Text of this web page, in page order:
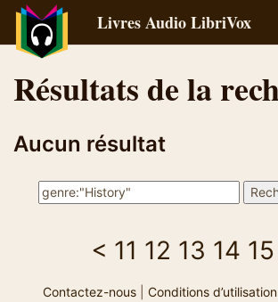
Livres Audio LibriVox
Résultats de la
Aucun résultat
< 11 12 13 14 15
Contactez-nous| Conditions d’utilisation